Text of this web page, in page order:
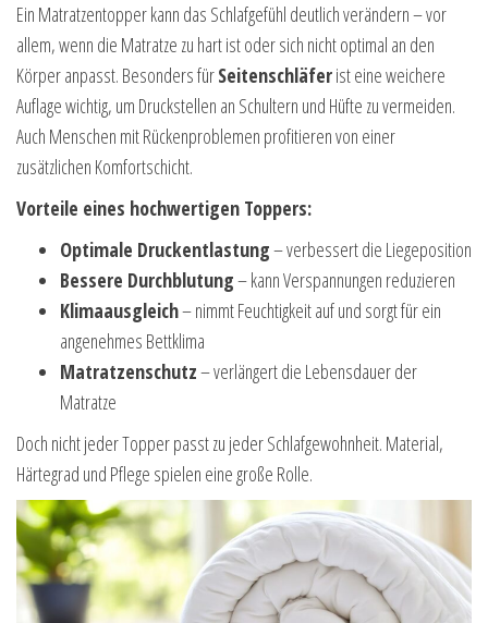
Ein Matratzentopper kann das Schlafgefühl deutlich verändern – vor
allem, wenn die Matratze zu hart ist oder sich nicht optimal an den
Körper anpasst. Besonders fürSeitenschläferist eine weichere
Auflage wichtig, um Druckstellen an Schultern und Hüfte zu vermeiden.
Auch Menschen mit Rückenproblemen profitieren von einer
zusätzlichen Komfortschicht.
Vorteile eines hochwertigen Toppers:
Optimale Druckentlastung– verbessert die Liegeposition
Bessere Durchblutung– kann Verspannungen reduzieren
Klimaausgleich– nimmt Feuchtigkeit auf und sorgt für ein
angenehmes Bettklima
Matratzenschutz– verlängert die Lebensdauer der
Matratze
Doch nicht jeder Topper passt zu jeder Schlafgewohnheit. Material,
Härtegrad und Pflege spielen eine große Rolle.